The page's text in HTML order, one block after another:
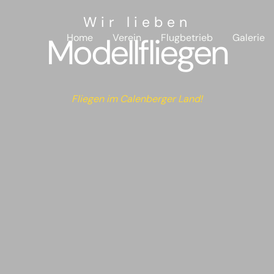
Home Verein Flugbetrieb Galerie
Wir lieben
Modellfliegen
Fliegen im Calenberger Land!